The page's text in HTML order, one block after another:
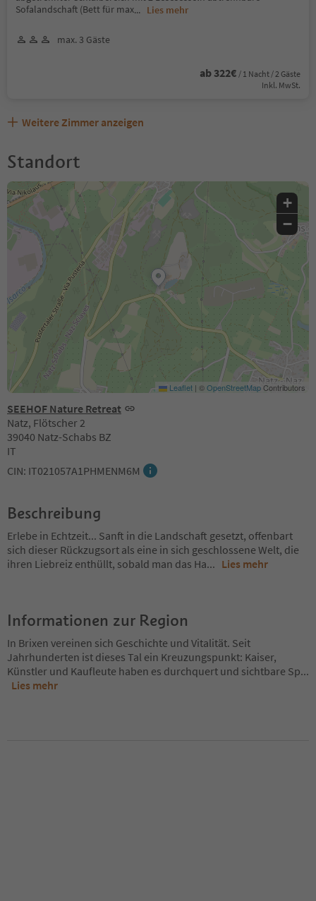
Sofalandschaft (Bett für max... Lies mehr
max. 3 Gäste
ab 322€ / 1 Nacht / 2 Gäste
Inkl. MwSt.
Weitere Zimmer anzeigen
Standort
SEEHOF Nature Retreat
Natz, Flötscher 2
39040 Natz-Schabs BZ
IT
CIN: IT021057A1PHMENM6M
+
−
Leaflet | ©OpenStreetMapContributors
Beschreibung
Erlebe in Echtzeit... Sanft in die Landschaft gesetzt, offenbart
sich dieser Rückzugsort als eine in sich geschlossene Welt, die
ihren Liebreiz enthüllt, sobald man das Ha... Lies mehr
Informationen zur Region
In Brixen vereinen sich Geschichte und Vitalität. Seit
Jahrhunderten ist dieses Tal ein Kreuzungspunkt: Kaiser,
Künstler und Kaufleute haben es durchquert und sichtbare Sp...
Lies mehr